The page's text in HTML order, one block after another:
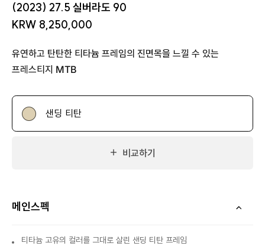
(2023) 27.5 실버라도 90
KRW 8,250,000
유연하고 탄탄한 티타늄 프레임의 진면목을 느낄 수 있는
프레스티지 MTB
샌딩 티탄
비교하기
메인스펙
티타늄 고유의 컬러를 그대로 살린 샌딩 티탄 프레임